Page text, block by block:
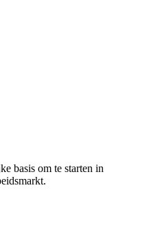
basis om te starten in